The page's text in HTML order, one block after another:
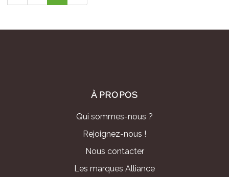
À PROPOS
Qui sommes-nous ?
Rejoignez-nous !
Nous contacter
Les marques Alliance